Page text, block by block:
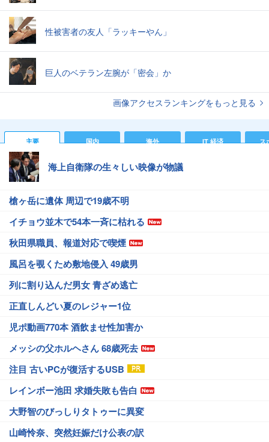
性被害者の友人「ラッキーやん」
巨人のベテラン左腕が「密会」か
画像アクセスランキングをもっと見る
主要 国内 海外 IT 経済 ス
海上自衛隊の生々しい映像が物議
槍ヶ岳に遺体 周辺で19歳不明
イチョウ並木で54本一斉に枯れる
秋田県職員、報道対応で喫煙
風呂を覗くため敷地侵入 49歳男
列に割り込んだ男女 青ざめ逃亡
正直しんどい夏のレジャー1位
児ポ動画770本 酒飲ませ性加害か
メッシの父ホルヘさん 68歳死去
注目 古いPCが復活するUSB
レインボー池田 求婚失敗も告白
大野智のびっしりタトゥーに異変
山崎怜奈、突然妊娠だけ公表の訳